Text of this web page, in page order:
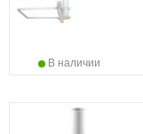
В наличии